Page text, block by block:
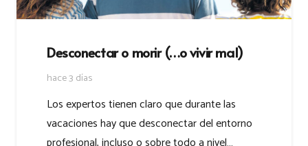
Desconectar o morir (…o vivir mal)
hace 3 días
Los expertos tienen claro que durante las
vacaciones hay que desconectar del entorno